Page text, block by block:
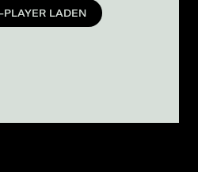
PLAYER LADEN